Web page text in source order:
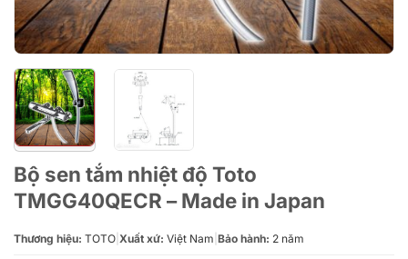
Bộ sen tắm nhiệt độ Toto
TMGG40QECR – Made in Japan
Thương hiệu: TOTO Xuất xứ: Việt Nam Bảo hành: 2 năm